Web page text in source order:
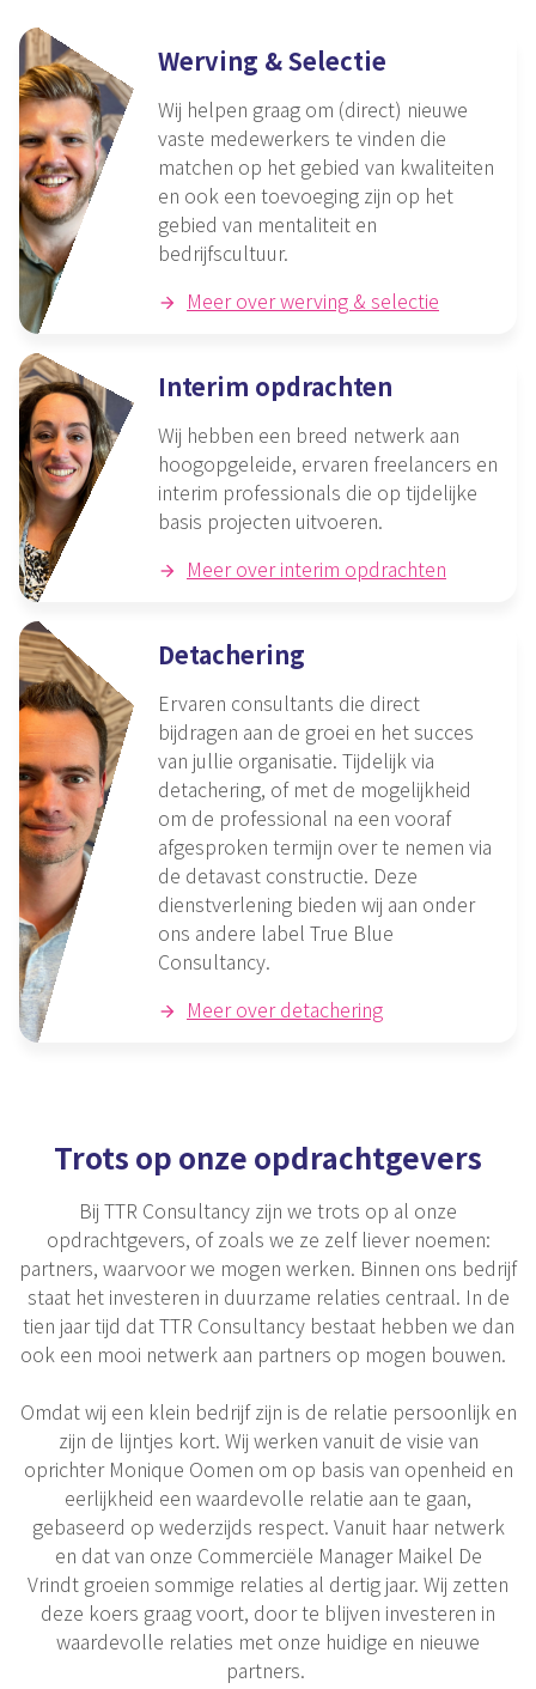
Werving & Selectie
Wij helpen graag om (direct) nieuwe
vaste medewerkers te vinden die
matchen op het gebied van kwaliteiten
en ook een toevoeging zijn op het
gebied van mentaliteit en
bedrijfscultuur.
Meer over werving & selectie
Interim opdrachten
Wij hebben een breed netwerk aan
hoogopgeleide, ervaren freelancers en
interim professionals die op tijdelijke
basis projecten uitvoeren.
Meer over interim opdrachten
Detachering
Ervaren consultants die direct
bijdragen aan de groei en het succes
van jullie organisatie. Tijdelijk via
detachering, of met de mogelijkheid
om de professional na een vooraf
afgesproken termijn over te nemen via
de detavast constructie. Deze
dienstverlening bieden wij aan onder
ons andere label True Blue
Consultancy.
Meer over detachering
Trots op onze opdrachtgevers
Bij TTR Consultancy zijn we trots op al onze
opdrachtgevers, of zoals we ze zelf liever noemen:
partners, waarvoor we mogen werken. Binnen ons bedrijf
staat het investeren in duurzame relaties centraal. In de
tien jaar tijd dat TTR Consultancybestaat hebben we dan
ook een mooi netwerk aan partners op mogen bouwen.
Omdat wij een klein bedrijf zijn is de relatie persoonlijk en
zijn de lijntjes kort. Wij werken vanuit de visie van
oprichter Monique Oomen om op basis van openheid en
eerlijkheid een waardevolle relatie aan te gaan,
gebaseerd op wederzijds respect. Vanuit haar netwerk
en dat van onze Commerciële ManagerMaikel De
Vrindt groeien sommige relaties al dertig jaar. Wij zetten
deze koers graag voort, door te blijven investeren in
waardevolle relaties met onze huidige en nieuwe
partners.